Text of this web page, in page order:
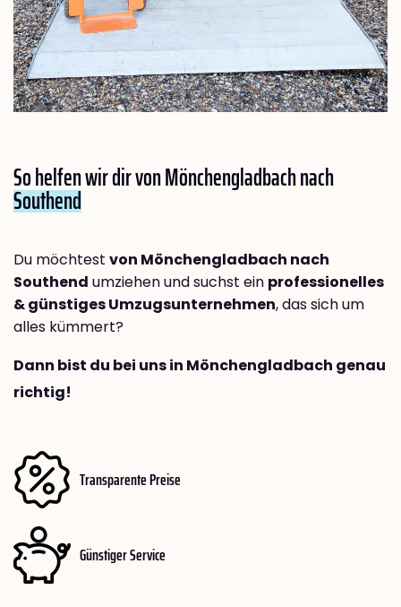
So helfen wir dir von Mönchengladbach nach
Southend
Du möchtest von Mönchengladbach nach
Southend umziehen und suchst ein professionelles
& günstiges Umzugsunternehmen, das sich um
alles kümmert?
Dann bist du bei uns in Mönchengladbach genau
richtig!
Transparente Preise
Günstiger Service